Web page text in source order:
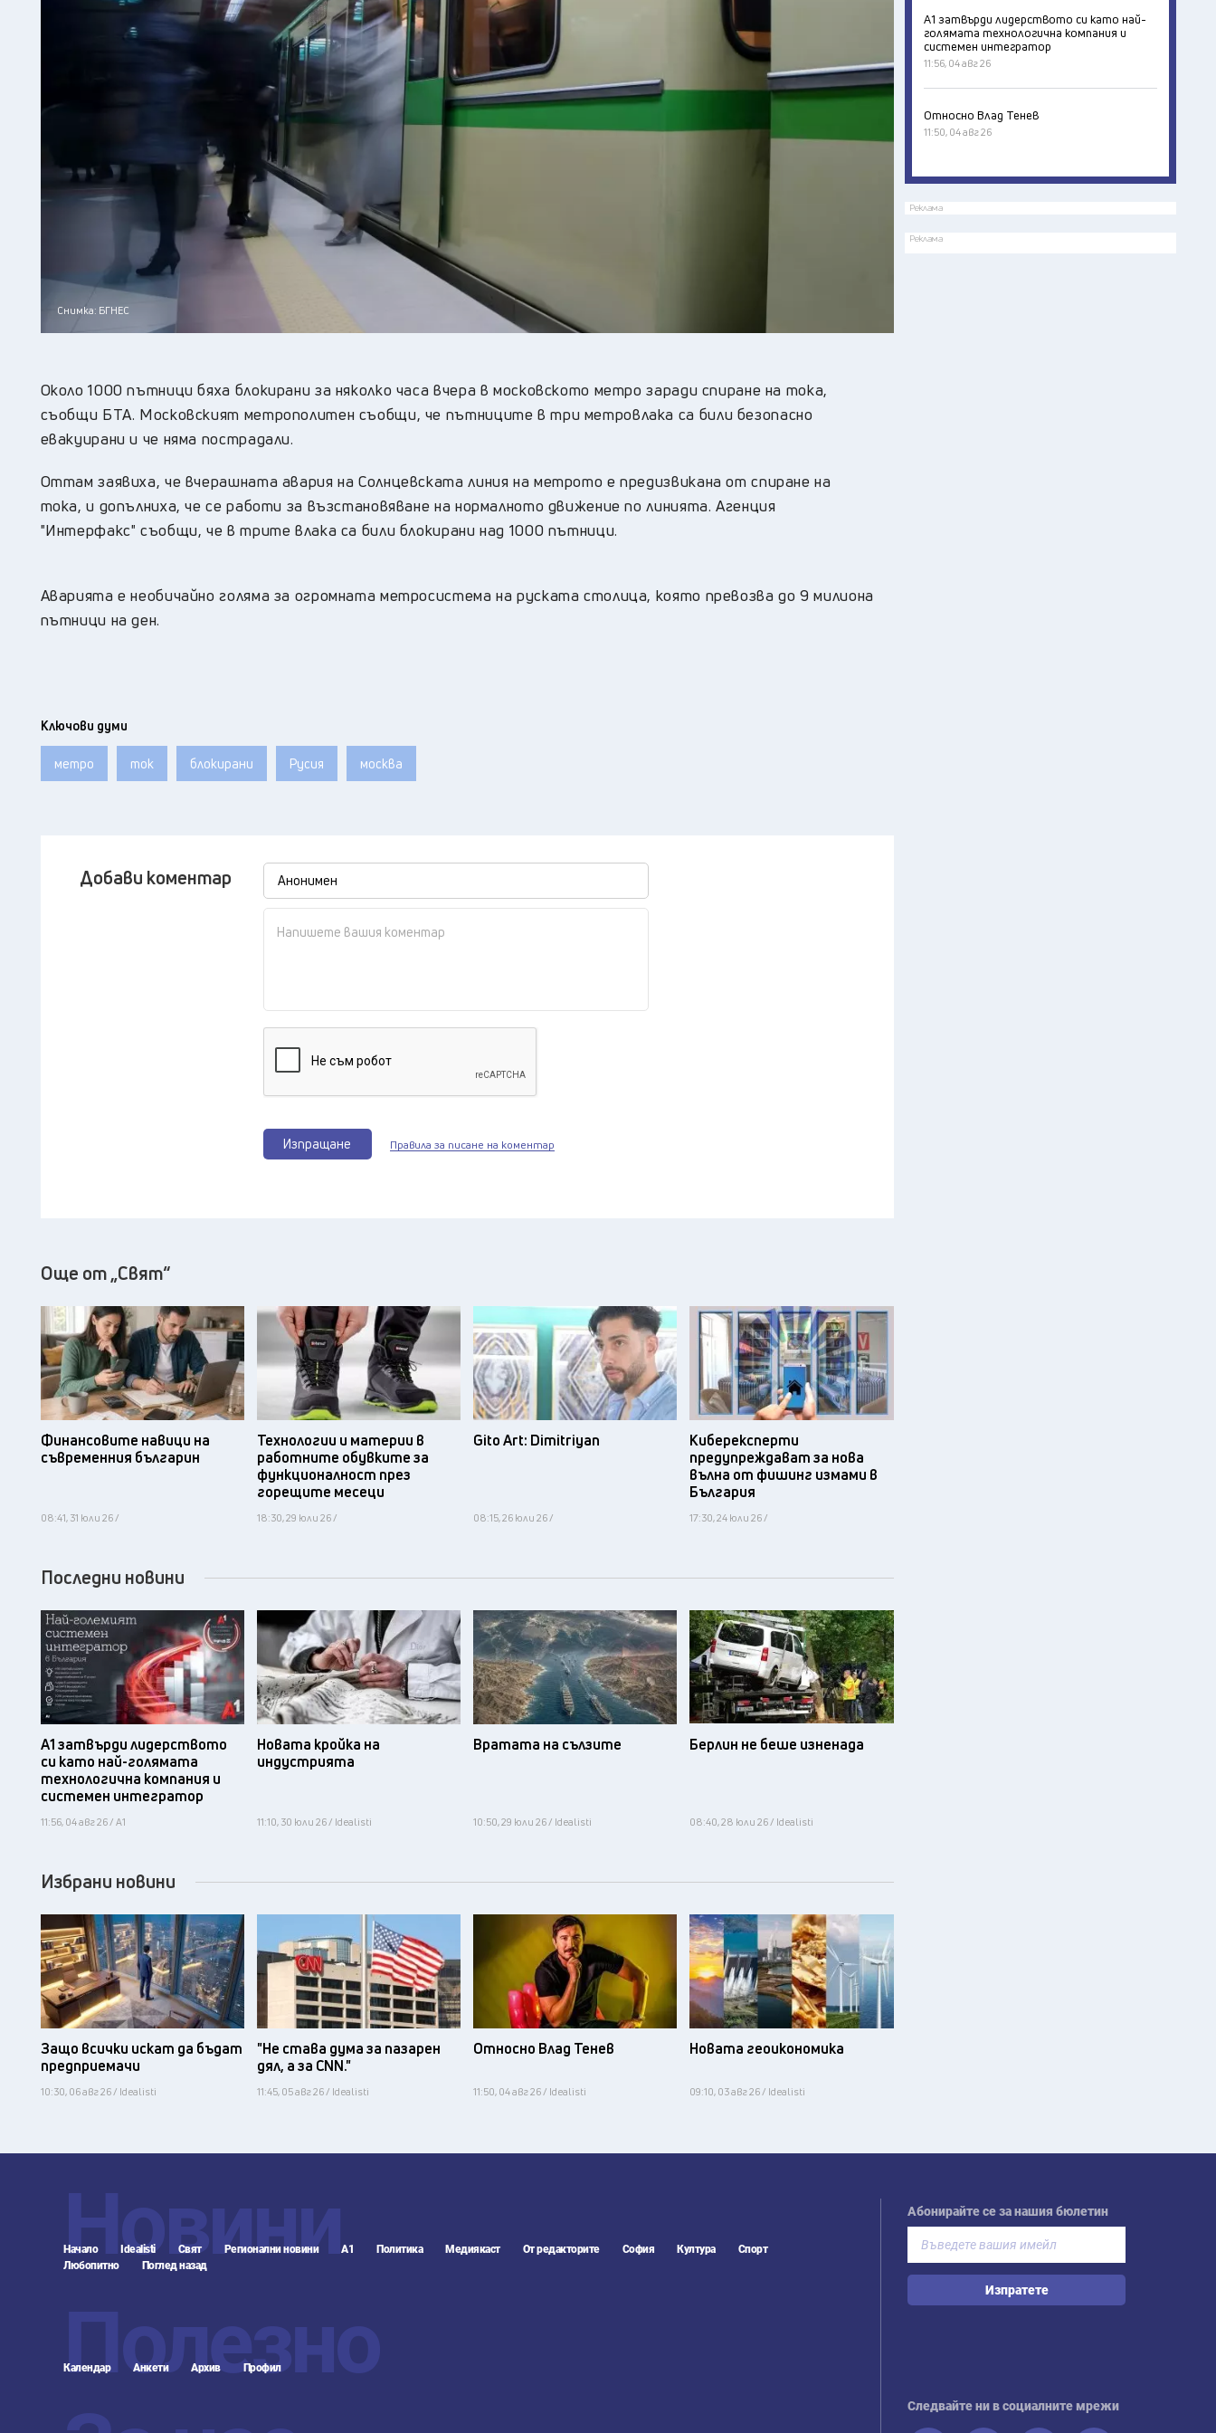
Перник , 31°C
Плевен 35°C
Пловдив
Разград, 33°C
Русе, 35°C
Силистра, 34°C
София
Стара Загора
Търговище
Хасково, 34°C
, 32 °C
Ямбол, 32°C
Снимка: БГНЕС
Около 1000 пътници бяха блокирани за няколко часа вчера в московското метро заради спиране на тока,
съобщи БТА. Московският метрополитен съобщи, че пътниците в три метровлака са били безопасно
евакуирани и че няма пострадали.
Оттам заявиха, че вчерашната авария на Солнцевската линия на метрото е предизвикана от спиране на
тока, и допълниха, че се работи за възстановяване на нормалното движение по линията. Агенция
"Интерфакс" съобщи, че в трите влака са били блокирани над 1000 пътници.
Аварията е необичайно голяма за огромната метросистема на руската столица, която превозва до 9 милиона
пътници на ден.
Ключови думи
метро ток блокирани Русия москва
Добави коментар
Изпращане Правила за писане на коментар
Още от „Свят“
Финансовите навици на
съвременния българин
08:41, 31 юли 26 /
Технологии и материи в
работните обувките за
функционалност през
горещите месеци
18:30, 29 юли 26 /
Gito Art: Dimitriyan
08:15, 26 юли 26 /
Киберексперти
предупреждават за нова
вълна от фишинг измами в
България
17:30, 24 юли 26 /
Последни новини
А1 затвърди лидерството
си като най-голямата
технологична компания и
системен интегратор
11:56, 04 авг 26 / А1
Новата кройка на
индустрията
11:10, 30 юли 26 / Idealisti
Вратата на сълзите
10:50, 29 юли 26 / Idealisti
Берлин не беше изненада
08:40, 28 юли 26 / Idealisti
Избрани новини
Защо всички искат да бъдат
предприемачи
10:30, 06 авг 26 / Idealisti
"Не става дума за пазарен
дял, а за CNN."
11:45, 05 авг 26 / Idealisti
Относно Влад Тенев
11:50, 04 авг 26 / Idealisti
Новата геоикономика
09:10, 03 авг 26 / Idealisti
А1 затвърди лидерството си като най-
голямата технологична компания и
системен интегратор
11:56, 04 авг 26
Относно Влад Тенев
11:50, 04 авг 26
Реклама
Реклама
Новини
Начало Idealisti Свят Регионални новини А1 Политика Медиякаст От редакторите София Култура
Спорт
Любопитно
Поглед назад
Полезно
Календар Анкети Архив Профил
Абонирайте се за нашия бюлетин
Изпратете
Следвайте ни в социалните мрежи